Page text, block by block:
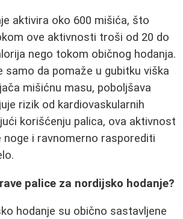
aktivira oko 600 mišića, što
ove aktivnosti troši od 20 do
nego tokom običnog hodanja.
samo da pomaže u gubitku viška
mišićnu masu, poboljšava
rizik od kardiovaskularnih
korišćenju palica, ova aktivnost
i ravnomerno rasporediti
palice za nordijsko hodanje?
hodanje su obično sastavljene